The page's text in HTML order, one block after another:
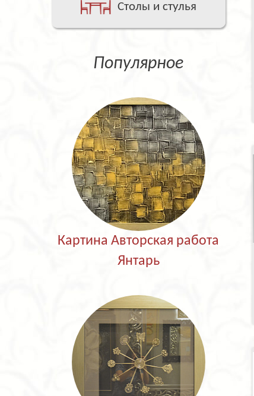
Столы и стулья
Популярное
Картина Авторская работа
Янтарь